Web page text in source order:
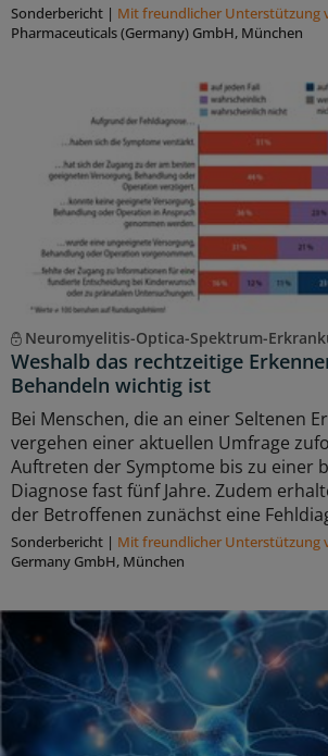
Sonderbericht | Mit freundlicher Unterstützung
Pharmaceuticals (Germany) GmbH, München
Neuromyelitis-Optica-Spektrum-
Weshalb das rechtzeitige
Behandeln wichtig ist
Bei Menschen, die an einer Seltenen
vergehen einer aktuellen Umfrage
Auftreten der Symptome bis zu einer
Diagnose fast fünf Jahre. Zudem
der Betroffenen zunächst eine
Sonderbericht | Mit freundlicher Unterstützung
Germany GmbH, München